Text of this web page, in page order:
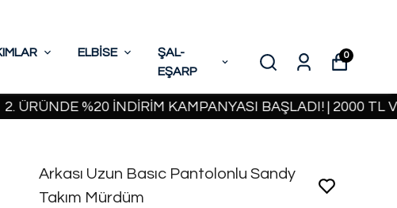
ELBİSE
ŞAL-
EŞARP
0
%20 İNDİRİM KAMPANYASI BAŞLADI! | 2000 TL VE
Arkası Uzun Basıc Pantolonlu Sandy
Takım Mürdüm